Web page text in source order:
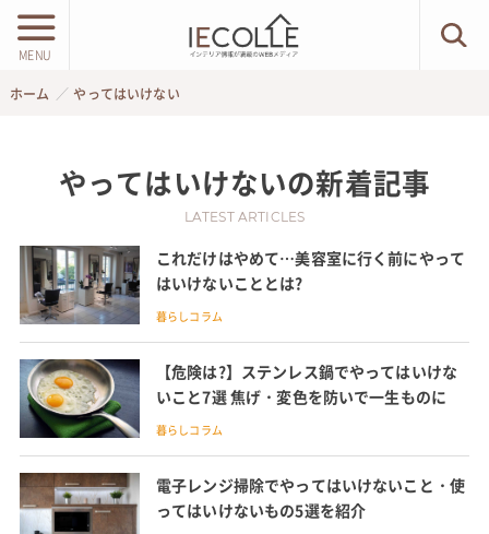
MENU
ホーム やってはいけない
やってはいけないの新着記事
LATEST ARTICLES
これだけはやめて…美容室に行く前にやって
はいけないこととは?
暮らしコラム
【危険は?】ステンレス鍋でやってはいけな
いこと7選 焦げ・変色を防いで一生ものに
暮らしコラム
電子レンジ掃除でやってはいけないこと・使
ってはいけないもの5選を紹介